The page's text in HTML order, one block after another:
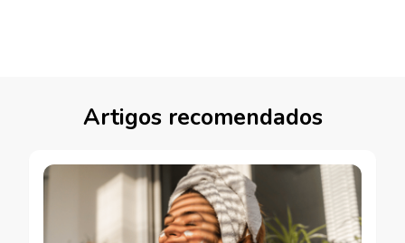
Artigos recomendados